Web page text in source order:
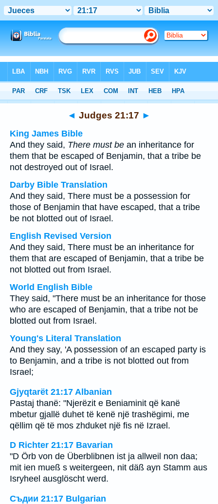
Multilingual > Judges 21:17
◄ Judges 21:17 ►
King James Bible
And they said, There must be an inheritance for
them that be escaped of Benjamin, that a tribe be
not destroyed out of Israel.
Darby Bible Translation
And they said, There must be a possession for
those of Benjamin that have escaped, that a tribe
be not blotted out of Israel.
English Revised Version
And they said, There must be an inheritance for
them that are escaped of Benjamin, that a tribe be
not blotted out from Israel.
World English Bible
They said, "There must be an inheritance for those
who are escaped of Benjamin, that a tribe not be
blotted out from Israel.
Young's Literal Translation
And they say, 'A possession of an escaped party is
to Benjamin, and a tribe is not blotted out from
Israel;
Gjyqtarët 21:17 Albanian
Pastaj thanë: "Njerëzit e Beniaminit që kanë
mbetur gjallë duhet të kenë një trashëgimi, me
qëllim që të mos zhduket një fis në Izrael.
D Richter 21:17 Bavarian
"D Örb von de Überblibnen ist ja allweil non daa;
mit ien mueß s weitergeen, nit däß ayn Stamm aus
Isryheel ausglöscht werd.
Съдии 21:17 Bulgarian